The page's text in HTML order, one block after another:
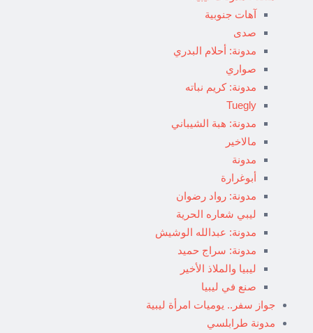
آهات جنوبية
صدى
مدونة: أحلام البدري
صواري
مدونة: كريم نباته
Tuegly
مدونة: هبة الشيباني
مالاخير
مدونة
أبوغرارة
مدونة: رواد رضوان
ليبي شعاره الحرية
مدونة: عبدالله الوشيش
مدونة: سراج حميد
ليبيا والملاذ الأخير
صنع في ليبيا
جواز سفر.. يوميات امرأة ليبية
مدونة طرابلسي